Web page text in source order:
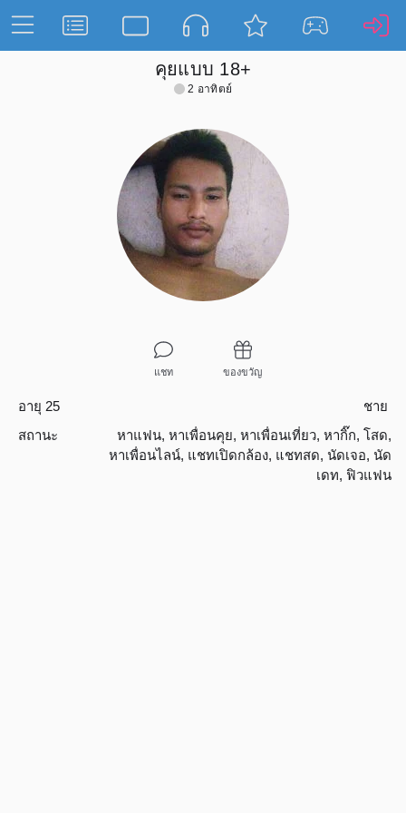
คุยแบบ 18+
2 อาทิตย์
แชท ของขวัญ
อายุ 25
ชาย
สถานะ
หาแฟน, หาเพื่อนคุย, หาเพื่อนเที่ยว, หากิ๊ก, โสด,
หาเพื่อนไลน์, แชทเปิดกล้อง, แชทสด, นัดเจอ, นัด
เดท, ฟิวแฟน